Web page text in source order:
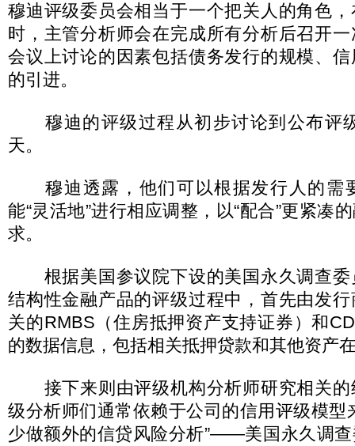
穆迪评级委员会相当于一个把关人的角色
时，主管分析师会在完成所有分析后召开
会议上讨论的因素包括债务发行的规模、
的引进。
穆迪的评级过程从初步讨论到公布评
天。
穆迪透露，他们可以根据发行人的需
能“灵活地”进行相应调整，以“配合”更紧凑
求。
根据美国参议院下设的美国永久调查委
结构性金融产品的评级过程中，首先由发
关的RMBS（住房抵押资产支持证券）和
的数据信息，包括相关抵押贷款和其他资产
接下来则由评级机构分析师研究相关的
级分析师们通常依赖于公司的信用评级模型
少做额外的信贷风险分析”——美国永久调